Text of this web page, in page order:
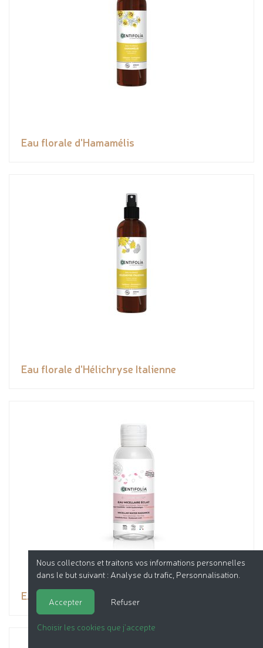
Eau florale d'Hamamélis
Eau florale d'Hélichryse Italienne
EAU MICELLAIRE ÉCLAT - ÉCLAT DE ROSE®
Nous collectons et traitons vos informations personnelles
dans le but suivant : Analyse du trafic, Personnalisation
Accepter Refuser
Choisir les cookies que j'accepte